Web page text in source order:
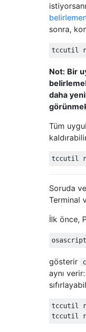
sonra,
Not: Bir
daha
Tüm
Soruda
Terminal
İlk önce,
gösterir
aynı verir:
tccutil